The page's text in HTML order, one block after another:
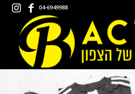
04-6949988